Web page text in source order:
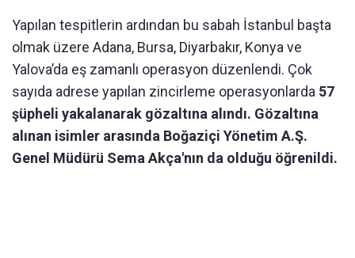
Yapılan tespitlerin ardından bu sabah İstanbul başta
olmak üzere Adana, Bursa, Diyarbakır, Konya ve
Yalova’da eş zamanlı operasyon düzenlendi. Çok
sayıda adrese yapılan zincirleme operasyonlarda 57
şüpheli yakalanarak gözaltına alındı. Gözaltına
alınan isimler arasında Boğaziçi Yönetim A.Ş.
Genel Müdürü Sema Akça'nın da olduğu öğrenildi.